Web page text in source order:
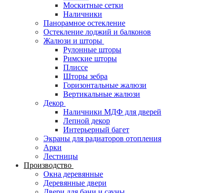
Москитные сетки
Наличники
Панорамное остекление
Остекление лоджий и балконов
Жалюзи и шторы
Рулонные шторы
Римские шторы
Плиссе
Шторы зебра
Горизонтальные жалюзи
Вертикальные жалюзи
Декор
Наличники МДФ для дверей
Лепной декор
Интерьерный багет
Экраны для радиаторов отопления
Арки
Лестницы
Производство
Окна деревянные
Деревянные двери